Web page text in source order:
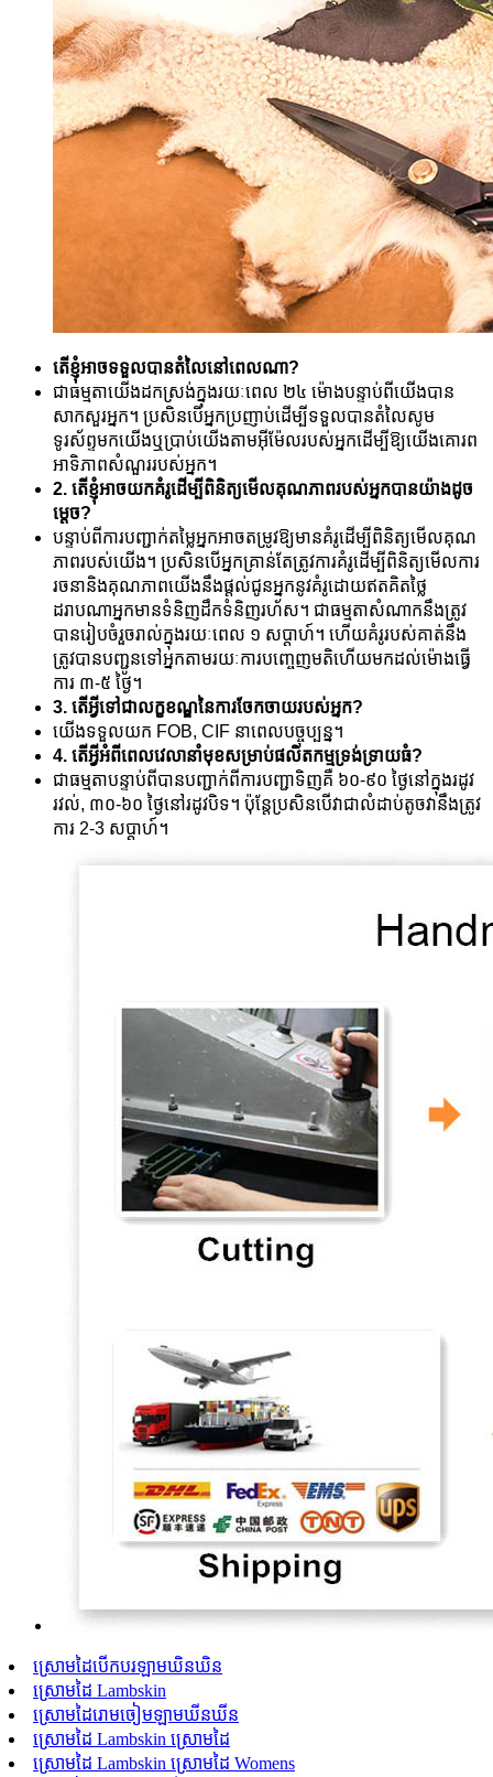
តើខ្ញុំអាចទទួលបានតំលៃនៅពេលណា?
ជាធម្មតាយើងដកស្រង់ក្នុងរយៈពេល ២៤ ម៉ោងបន្ទាប់ពីយើងបាន
សាកសួរអ្នក។ ប្រសិនបើអ្នកប្រញាប់ដើម្បីទទួលបានតំលៃសូម
ទូរស័ព្ទមកយើងឬប្រាប់យើងតាមអ៊ីម៉ែលរបស់អ្នកដើម្បីឱ្យយើងគោរព
អាទិភាពសំណួររបស់អ្នក។
2. តើខ្ញុំអាចយកគំរូដើម្បីពិនិត្យមើលគុណភាពរបស់អ្នកបានយ៉ាងដូច
ម្តេច?
បន្ទាប់ពីការបញ្ជាក់តម្លៃអ្នកអាចតម្រូវឱ្យមានគំរូដើម្បីពិនិត្យមើលគុណ
ភាពរបស់យើង។ ប្រសិនបើអ្នកគ្រាន់តែត្រូវការគំរូដើម្បីពិនិត្យមើលការ
រចនានិងគុណភាពយើងនឹងផ្តល់ជូនអ្នកនូវគំរូដោយឥតគិតថ្លៃ
ដរាបណាអ្នកមានទំនិញដឹកទំនិញរហ័ស។ ជាធម្មតាសំណាកនឹងត្រូវ
បានរៀបចំរួចរាល់ក្នុងរយៈពេល ១ សប្តាហ៍។ ហើយគំរូរបស់គាត់នឹង
ត្រូវបានបញ្ជូនទៅអ្នកតាមរយៈការបញ្ចេញមតិហើយមកដល់ម៉ោងធ្វើ
ការ ៣-៥ ថ្ងៃ។
3. តើអ្វីទៅជាលក្ខខណ្ឌនៃការចែកចាយរបស់អ្នក?
យើងទទួលយក FOB, CIF នាពេលបច្ចុប្បន្ន។
4. តើអ្វីអំពីពេលវេលានាំមុខសម្រាប់ផលិតកម្មទ្រង់ទ្រាយធំ?
ជាធម្មតាបន្ទាប់ពីបានបញ្ជាក់ពីការបញ្ជាទិញគឺ ៦០-៩០ ថ្ងៃនៅក្នុងរដូវ
រវល់, ៣០-៦០ ថ្ងៃនៅរដូវបិទ។ ប៉ុន្តែប្រសិនបើវាជាលំដាប់តូចវានឹងត្រូវ
ការ 2-3 សប្តាហ៍។
ស្រោមដៃបើកបរឡាមឃិនឃិន
ស្រោមដៃ Lambskin
ស្រោមដៃរោមចៀមឡាមឃីនឃីន
ស្រោមដៃ Lambskin ស្រោមដៃ
ស្រោមដៃ Lambskin ស្រោមដៃ Womens